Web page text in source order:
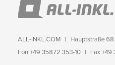
ALL-INKL.COM Hauptstraße 68
Fon +49 35872 353-10
Fax